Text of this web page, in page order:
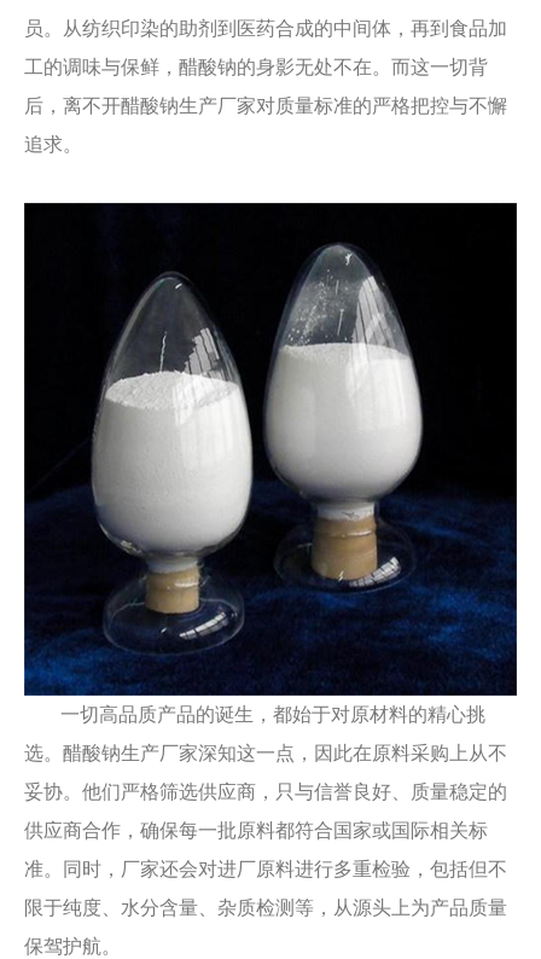
员。从纺织印染的助剂到医药合成的中间体，再到食品加
工的调味与保鲜，醋酸钠的身影无处不在。而这一切背
后，离不开醋酸钠生产厂家对质量标准的严格把控与不懈
追求。
一切高品质产品的诞生，都始于对原材料的精心挑
选。醋酸钠生产厂家深知这一点，因此在原料采购上从不
妥协。他们严格筛选供应商，只与信誉良好、质量稳定的
供应商合作，确保每一批原料都符合国家或国际相关标
准。同时，厂家还会对进厂原料进行多重检验，包括但不
限于纯度、水分含量、杂质检测等，从源头上为产品质量
保驾护航。